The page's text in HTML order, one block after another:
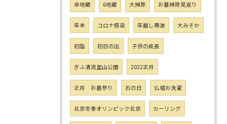
傘地蔵 6地蔵 大掃除 お墓掃除見返り
年末 コロナ感染 年越し寒波 大みそか
初詣 初日の出 子供の成長
ぎふ清流里山公園 2022正月
正月 お墓参り 石の日 仏壇お洗濯
北京冬季オリンピック北京 カーリング